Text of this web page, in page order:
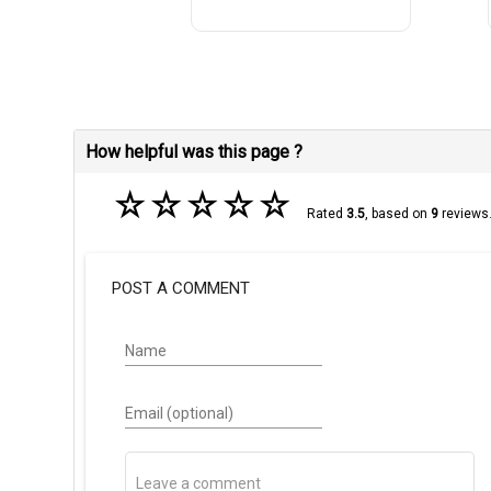
How helpful was this page ?
☆☆☆☆☆ Rated 3.5, based on 9reviews.
POST A COMMENT
Name
Email (optional)